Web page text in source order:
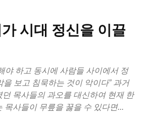
시대 정신을 이끌
야 하고 동시에 사람들 사이에서 정
을 보고 침묵하는 것이 악이다” 과거
던 목사들의 과오를 대신하여 현재 한
목사들이 무릎을 꿇을 수 있다면...